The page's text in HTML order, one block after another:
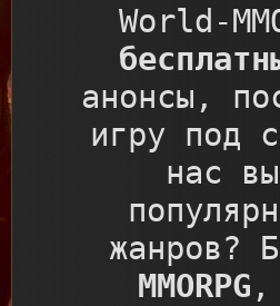
World-
анонсы,
игру под
нас
жанров?
MMORPG ,